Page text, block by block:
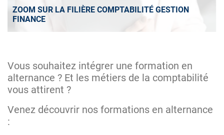
ZOOM SUR LA FILIÈRE COMPTABILITÉ GESTION
FINANCE
Vous souhaitez intégrer une formation en
alternance ? Et les métiers de la comptabilité
vous attirent ?
Venez découvrir nos formations en alternance
: